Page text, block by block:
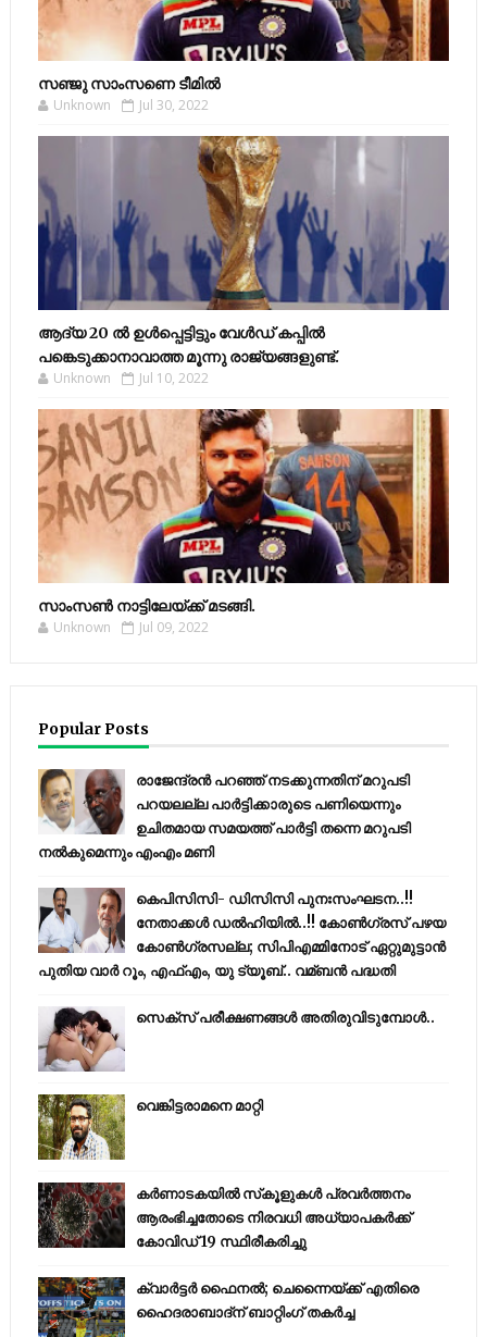
സഞ്ജു സാംസണെ ടീമില്‍
Unknown Jul 30, 2022
ആദ്യ 20 ല്‍ ഉള്‍പ്പെട്ടിട്ടും വേള്‍ഡ് കപ്പില്‍
പങ്കെടുക്കാനാവാത്ത മൂന്നു രാജ്യങ്ങളുണ്ട്.
Unknown Jul 10, 2022
സാംസണ്‍ നാട്ടിലേയ്‌ക്ക് മടങ്ങി.
Unknown Jul 09, 2022
Popular Posts
രാജേന്ദ്രന്‍ പറഞ്ഞ് നടക്കുന്നതിന് മറുപടി
പറയലല്ല പാര്‍ട്ടിക്കാരുടെ പണിയെന്നും
ഉചിതമായ സമയത്ത് പാര്‍ട്ടി തന്നെ മറുപടി
നല്‍കുമെന്നും എംഎം മണി
കെപിസിസി- ഡിസിസി പുനഃസംഘടന..!!
നേതാക്കൾ ഡൽഹിയിൽ..!! കോണ്‍ഗ്രസ് പഴയ
കോണ്‍ഗ്രസല്ല; സിപിഎമ്മിനോട് ഏറ്റുമുട്ടാന്‍
പുതിയ വാര്‍ റൂം, എഫ്‌എം, യു ട്യൂബ്.. വമ്ബന്‍ പദ്ധതി
സെക്സ് പരീക്ഷണങ്ങൾ അതിരുവിടുമ്പോൾ..
വെങ്കിട്ടരാമനെ മാറ്റി
കര്‍ണാടകയില്‍ സ്‌കൂളുകള്‍ പ്രവര്‍ത്തനം
ആരംഭിച്ചതോടെ നിരവധി അധ്യാപകര്‍ക്ക്
കോവിഡ് 19 സ്ഥിരീകരിച്ചു
ക്വാർട്ടർ ഫൈനൽ; ചെന്നൈയ്ക്ക് എതിരെ
ഹൈദരാബാദ്ന് ബാറ്റിംഗ് തകർച്ച